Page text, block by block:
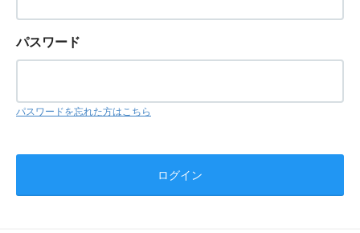
パスワード
パスワードを忘れた方はこちら